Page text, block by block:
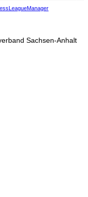
Sachsen-Anhalt